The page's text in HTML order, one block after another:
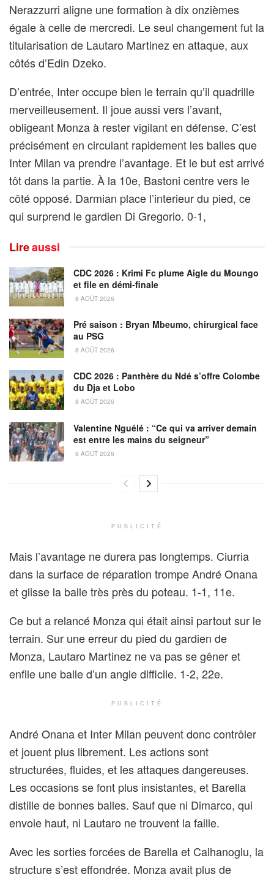
Nerazzurri aligne une formation à dix onzièmes
égale à celle de mercredi. Le seul changement fut la
titularisation de Lautaro Martinez en attaque, aux
côtés d’Edin Dzeko.
D’entrée, Inter occupe bien le terrain qu’il quadrille
merveilleusement. Il joue aussi vers l’avant,
obligeant Monza à rester vigilant en défense. C’est
précisément en circulant rapidement les balles que
Inter Milan va prendre l’avantage. Et le but est arrivé
tôt dans la partie. À la 10e, Bastoni centre vers le
côté opposé. Darmian place l’interieur du pied, ce
qui surprend le gardien Di Gregorio. 0-1,
Lireaussi
CDC 2026 : Krimi Fc plume Aigle du Moungo
et file en démi-finale
8 AOÛT 2026
Pré saison : Bryan Mbeumo, chirurgical face
au PSG
8 AOÛT 2026
CDC 2026 : Panthère du Ndé s’offre Colombe
du Dja et Lobo
8 AOÛT 2026
Valentine Nguélé : “Ce qui va arriver demain
est entre les mains du seigneur”
8 AOÛT 2026
PUBLICITÉ
Mais l’avantage ne durera pas longtemps. Ciurria
dans la surface de réparation trompe André Onana
et glisse la balle très près du poteau. 1-1, 11e.
Ce but a relancé Monza qui était ainsi partout sur le
terrain. Sur une erreur du pied du gardien de
Monza, Lautaro Martinez ne va pas se gêner et
enfile une balle d’un angle difficile. 1-2, 22e.
PUBLICITÉ
André Onana et Inter Milan peuvent donc contrôler
et jouent plus librement. Les actions sont
structurées, fluides, et les attaques dangereuses.
Les occasions se font plus insistantes, et Barella
distille de bonnes balles. Sauf que ni Dimarco, qui
envoie haut, ni Lautaro ne trouvent la faille.
Avec les sorties forcées de Barella et Calhanoglu, la
structure s’est effondrée. Monza avait plus de